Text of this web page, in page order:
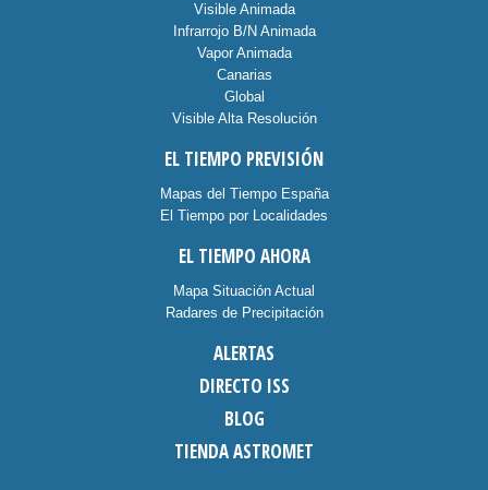
Visible Animada
Infrarrojo B/N Animada
Vapor Animada
Canarias
Global
Visible Alta Resolución
EL TIEMPO PREVISIÓN
Mapas del Tiempo España
El Tiempo por Localidades
EL TIEMPO AHORA
Mapa Situación Actual
Radares de Precipitación
ALERTAS
DIRECTO ISS
BLOG
TIENDA ASTROMET